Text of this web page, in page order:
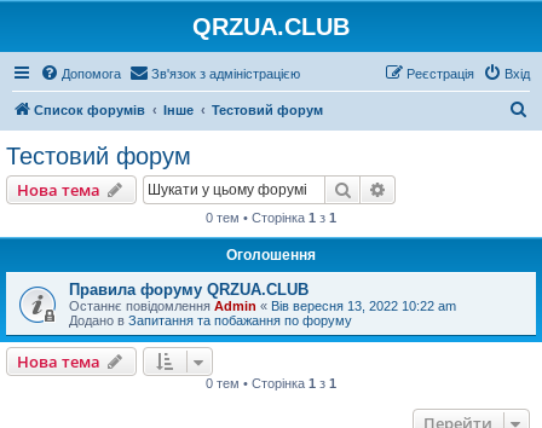
QRZUA.CLUB
Допомога Зв'язок з адміністрацією Вхід
Реєстрація
Список форумів Інше Тестовий форум
Тестовий форум
Нова тема Пошук
0 тем • Сторінка 1 з 1
Оголошення
Правила форуму QRZUA.CLUB
Останнє повідомлення Admin « Вів вересня 13, 2022 10:22 am
Додано в Запитання та побажання по форуму
Нова тема
0 тем • Сторінка 1 з 1
Перейти